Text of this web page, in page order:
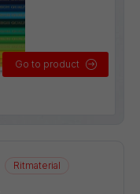
Go to product
Ritmaterial